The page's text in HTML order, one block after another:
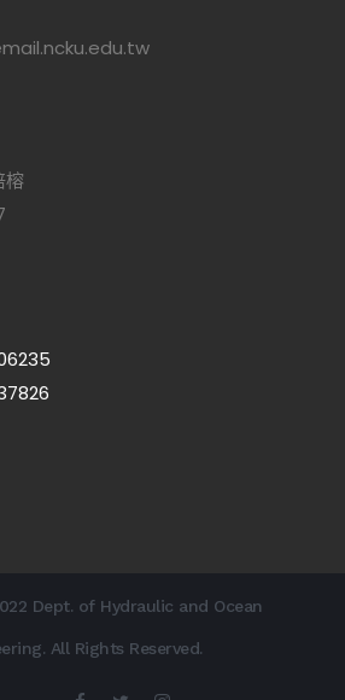
榕
Dept. of Hydraulic and Ocean
All Rights Reserved.